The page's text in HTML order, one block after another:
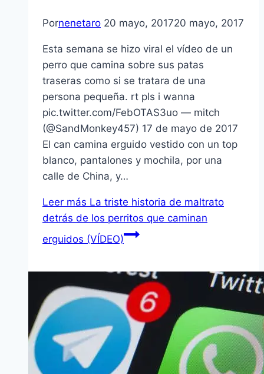
Pornenetaro 20 mayo, 201720 mayo, 2017
Esta semana se hizo viral el vídeo de un
perro que camina sobre sus patas
traseras como si se tratara de una
persona pequeña. rt pls i wanna
pic.twitter.com/FebOTAS3uo — mitch
(@SandMonkey457) 17 de mayo de 2017
El can camina erguido vestido con un top
blanco, pantalones y mochila, por una
calle de China, y…
Leer más La triste historia de maltrato
detrás de los perritos que caminan
erguidos (VÍDEO)